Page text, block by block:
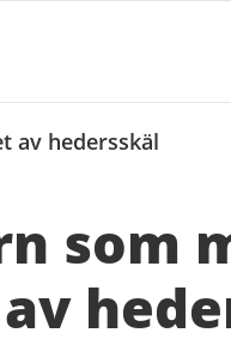
av hedersskäl
som